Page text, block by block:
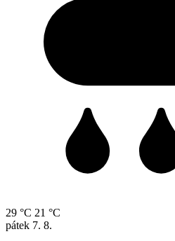
29 °C 21 °C
pátek 7. 8.